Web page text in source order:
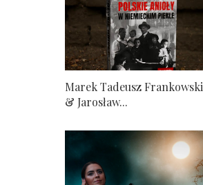
Marek Tadeusz Frankowski
& Jarosław...